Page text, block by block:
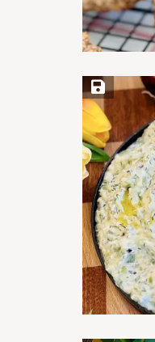
Save Recipe